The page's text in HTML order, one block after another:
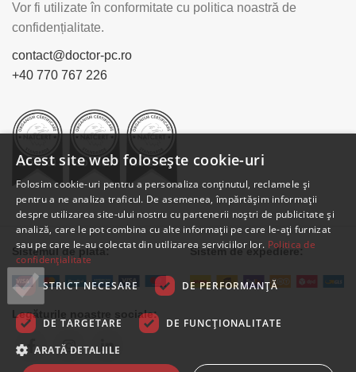
Vor fi utilizate în conformitate cu politica noastră de
confidențialitate.
contact@doctor-pc.ro
+40 770 767 226
Sistemul de plată: Sistem de expediere:
Legăturile noastre sociale:
Acest site web folosește cookie-uri
Folosim cookie-uri pentru a personaliza conținutul, reclamele și
pentru a ne analiza traficul. De asemenea, împărtășim informații
despre utilizarea site-ului nostru cu partenerii noștri de publicitate și
analiză, care le pot combina cu alte informații pe care le-ați furnizat
sau pe care le-au colectat din utilizarea serviciilor lor. Politica de
confidențialitate
STRICT NECESARE
DE PERFORMANȚĂ
DE TARGETARE DE FUNCŢIONALITATE
ARATĂ DETALIILE